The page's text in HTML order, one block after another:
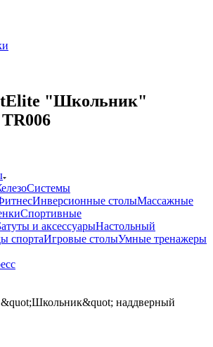
"Школьник"
Системы
Инверсионные столыМассажные
Спортивные
и аксессуарыНастольный
спортаИгровые столыУмные тренажеры
наддверный